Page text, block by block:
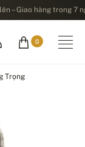
– Giao hàng trong 7
0
Trọng